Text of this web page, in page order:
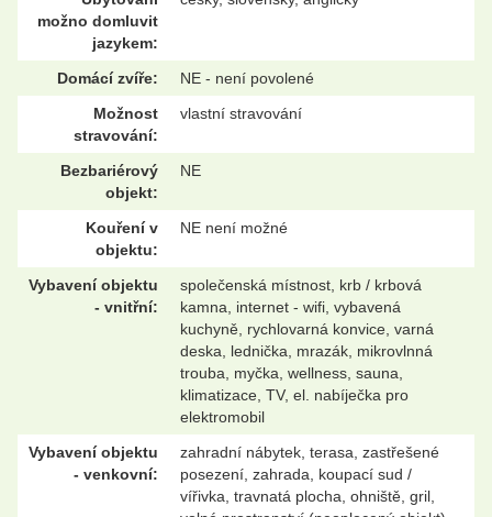
možno domluvit
jazykem:
Domácí zvíře:
NE - není povolené
Možnost
stravování:
vlastní stravování
Bezbariérový
objekt:
NE
Kouření v
objektu:
NE není možné
Vybavení objektu
- vnitřní:
společenská místnost, krb / krbová
kamna, internet - wifi, vybavená
kuchyně, rychlovarná konvice, varná
deska, lednička, mrazák, mikrovlnná
trouba, myčka, wellness, sauna,
klimatizace, TV, el. nabíječka pro
elektromobil
Vybavení objektu
- venkovní:
zahradní nábytek, terasa, zastřešené
posezení, zahrada, koupací sud /
vířivka, travnatá plocha, ohniště, gril,